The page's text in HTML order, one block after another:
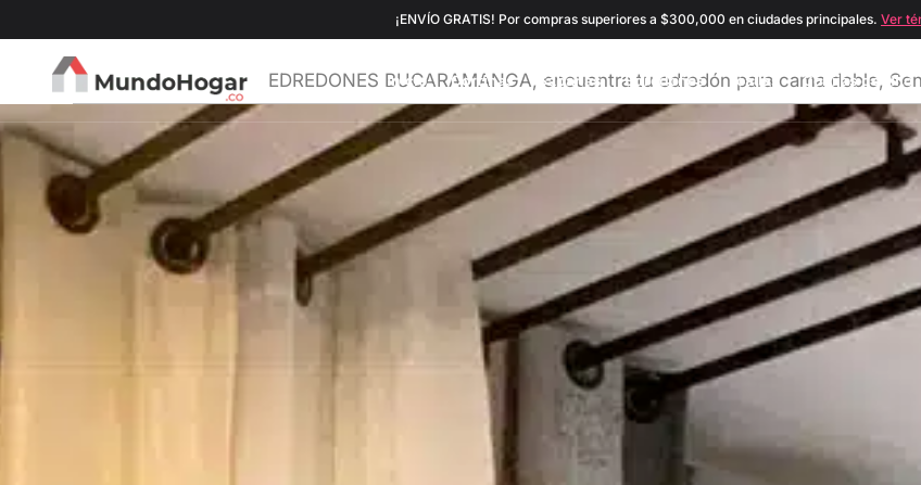
¡ENVÍO GRATIS! Por compras superiores a $300,000 en ciudades principales. Ver
Inicio Cortinas Sábanas Edredones Toallas Cobijas de Hilo
EDREDONES BUCARAMANGA, encuentra tu edredón para cama doble,